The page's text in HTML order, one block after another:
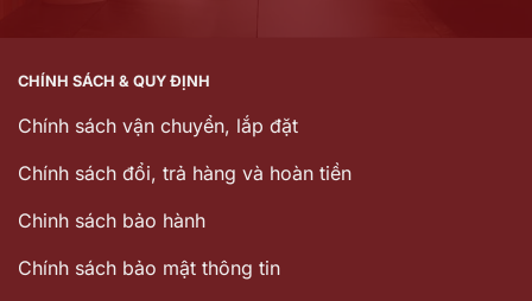
CHÍNH SÁCH & QUY ĐỊNH
Chính sách vận chuyển, lắp đặt
Chính sách đổi, trả hàng và hoàn tiền
Chinh sách bảo hành
Chính sách bảo mật thông tin